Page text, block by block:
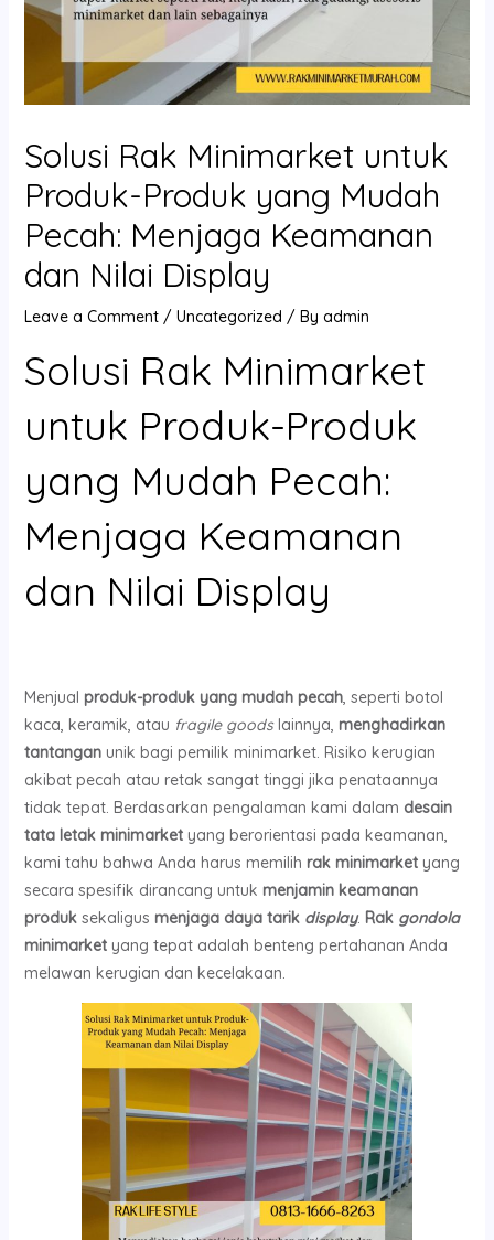
Solusi Rak Minimarket untuk
Produk-Produk yang Mudah
Pecah: Menjaga Keamanan
dan Nilai Display
Leave a Comment / Uncategorized / By admin
Solusi Rak Minimarket
untuk Produk-Produk
yang Mudah Pecah:
Menjaga Keamanan
dan Nilai Display
Menjual produk-produk yang mudah pecah, seperti botol
kaca, keramik, atau fragile goodslainnya, menghadirkan
tantanganunik bagi pemilik minimarket. Risiko kerugian
akibat pecah atau retak sangat tinggi jika penataannya
tidak tepat. Berdasarkan pengalaman kami dalam desain
tata letak minimarketyang berorientasi pada keamanan,
kami tahu bahwa Anda harus memilih rak minimarketyang
secara spesifik dirancang untuk menjamin keamanan
produksekaligus menjaga daya tarik display. Rak gondola
minimarketyang tepat adalah benteng pertahanan Anda
melawan kerugian dan kecelakaan.